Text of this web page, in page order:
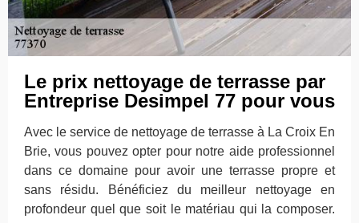
Le prix nettoyage de terrasse par
Entreprise Desimpel 77 pour vous
Avec le service de nettoyage de terrasse à La Croix En
Brie, vous pouvez opter pour notre aide professionnel
dans ce domaine pour avoir une terrasse propre et
sans résidu. Bénéficiez du meilleur nettoyage en
profondeur quel que soit le matériau qui la composer.